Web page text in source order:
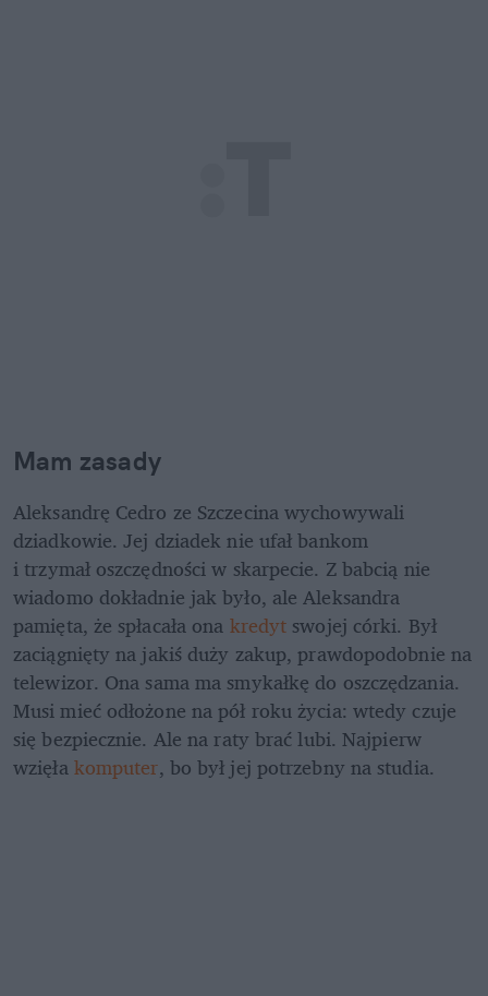
Mam zasady
Aleksandrę Cedro ze Szczecina wychowywali
dziadkowie. Jej dziadek nie ufał bankom
i trzymał oszczędności w skarpecie. Z babcią nie
wiadomo dokładnie jak było, ale Aleksandra
pamięta, że spłacała ona kredyt swojej córki. Był
zaciągnięty na jakiś duży zakup, prawdopodobnie na
telewizor. Ona sama ma smykałkę do oszczędzania.
Musi mieć odłożone na pół roku życia: wtedy czuje
się bezpiecznie. Ale na raty brać lubi. Najpierw
wzięła komputer, bo był jej potrzebny na studia.